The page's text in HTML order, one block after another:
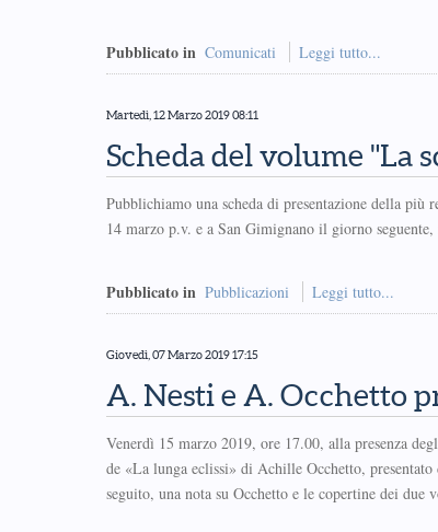
Pubblicato in Comunicati Leggi tutto...
Martedì, 12 Marzo 2019 08:11
Scheda del volume "La
Pubblichiamo una scheda di presentazione della più
14 marzo p.v. e a San Gimignano il giorno
Pubblicato in Pubblicazioni Leggi tutto...
Giovedì, 07 Marzo 2019 17:15
A. Nesti e A. Occhetto
Venerdì 15 marzo 2019, ore 17.00, alla presenza
de «La lunga eclissi» di Achille Occhetto,
seguito, una nota su Occhetto e le copertine dei due